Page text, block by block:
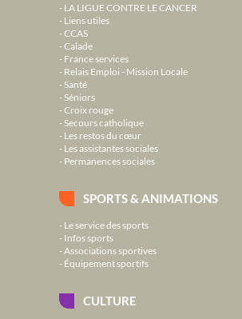
LA LIGUE CONTRE LE CANCER
Liens utiles
CCAS
Calade
France services
Relais Emploi - Mission Locale
Santé
Séniors
Croix rouge
Secours catholique
Les restos du cœur
Les assistantes sociales
Permanences sociales
SPORTS & ANIMATIONS
Le service des sports
Infos sports
Associations sportives
Équipement sportifs
CULTURE